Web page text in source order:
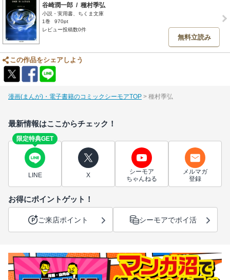
谷崎潤一郎 / 種村季弘
小説・実用書、ちくま文庫
1巻
970pt
レビュー投稿数0件
無料立読み
この作品をシェアしよう
漫画(まんが)・電子書籍のコミックシーモアTOP 種村季弘
最新情報はここからチェック！
限定特典GET
LINE X
シーモア
ちゃんねる
メルマガ
登録
お得にポイントゲット！
ご来店ポイント シーモアでポイ活